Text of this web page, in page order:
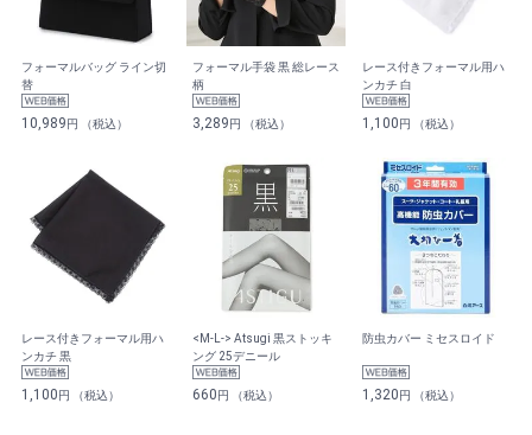
フォーマルバッグ ライン切
替
10,989円 （税込）
フォーマル手袋 黒 総レース
柄
3,289円 （税込）
レース付きフォーマル用ハ
ンカチ 白
1,100円 （税込）
レース付きフォーマル用ハ
ンカチ 黒
1,100円 （税込）
<M-L-> Atsugi 黒ストッキ
ング 25デニール
660円 （税込）
防虫カバー ミセスロイド
1,320円 （税込）